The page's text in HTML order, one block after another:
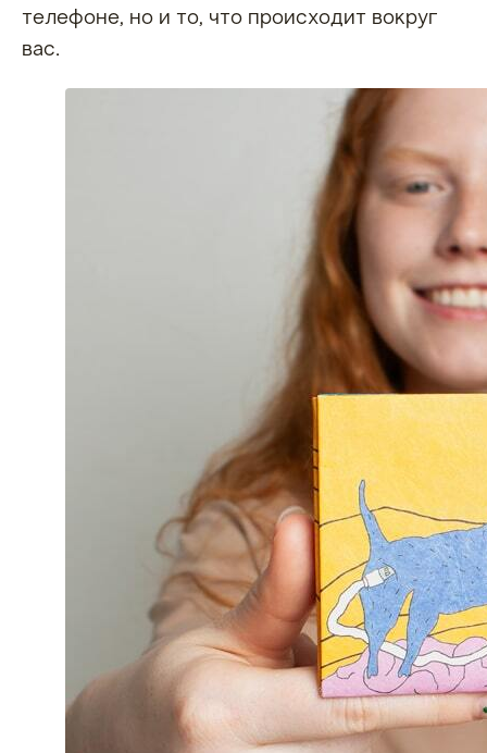
телефоне, но и то, что происходит вокруг
вас.